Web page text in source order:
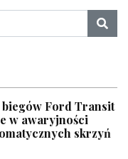
Ford Transit
w awaryjności
skrzyń